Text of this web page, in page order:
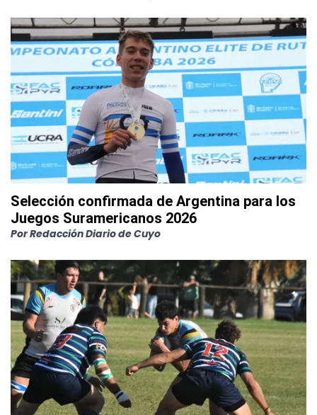
Selección confirmada de Argentina para los
Juegos Suramericanos 2026
PorRedacción Diario de Cuyo